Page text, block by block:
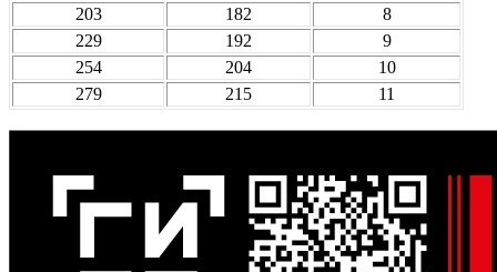
203
182
8
229
192
9
254
204
10
279
215 11